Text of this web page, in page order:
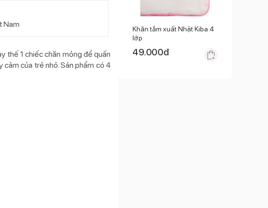
Nam
thế 1 chiếc chăn mỏng để quấn
cảm của trẻ nhỏ. Sản phẩm có 4
Khăn tắm xuất Nhật Kiba 4
lớp
49.000đ